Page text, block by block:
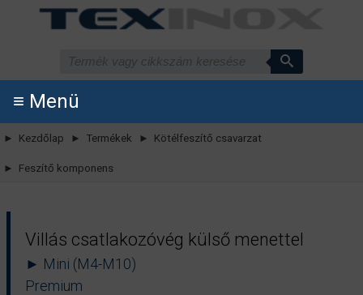
≡ Menü
► Kezdőlap ► Termékek ► Kötélfeszítő csavarzat
► Feszítő komponens
Villás csatlakozóvég külső menettel
► Mini (M4-M10)
Premium